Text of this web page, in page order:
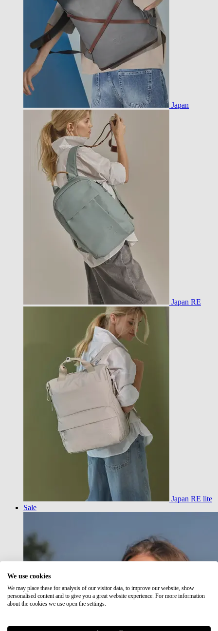
Japan
Japan RE
Japan RE lite
Sale
We use cookies
We may place these for analysis of our visitor data, to improve our website, show
personalised content and to give you a great website experience. For more information
about the cookies we use open the settings.